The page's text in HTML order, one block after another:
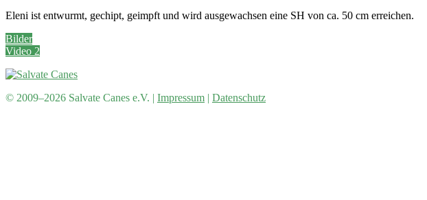
Eleni ist entwurmt, gechipt, geimpft und wird ausgewachsen eine SH von ca. 50 cm erreichen.
Bilder
Video 2
© 2009–2026 Salvate Canes e.V. | Impressum | Datenschutz